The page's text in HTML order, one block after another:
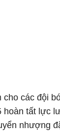
cho các đội
hoàn tất lực
nhượng